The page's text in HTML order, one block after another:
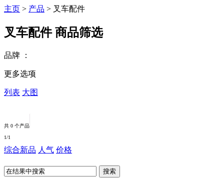
主页 > 产品 > 叉车配件
叉车配件商品筛选
品牌 ：
更多选项
列表 大图
共 0 个产品
1/1
综合新品 人气 价格